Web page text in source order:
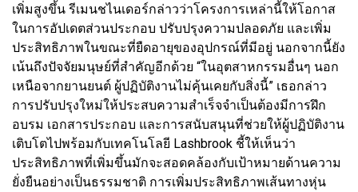
เพิ่มสูงขึ้น รีเมนชไนเดอร์กล่าวว่าโครงการเหล่านี้ให้โอกาส
ในการอัปเดตส่วนประกอบ ปรับปรุงความปลอดภัย และเพิ่ม
ประสิทธิภาพในขณะที่ยืดอายุของอุปกรณ์ที่มีอยู่ นอกจากนี้ยัง
เน้นถึงปัจจัยมนุษย์ที่สำคัญอีกด้วย “ในอุตสาหกรรมอื่นๆ นอก
เหนือจากยานยนต์ ผู้ปฏิบัติงานไม่คุ้นเคยกับสิ่งนี้” เธอกล่าว
การปรับปรุงใหม่ให้ประสบความสำเร็จจำเป็นต้องมีการฝึก
อบรม เอกสารประกอบ และการสนับสนุนที่ช่วยให้ผู้ปฏิบัติงาน
เติบโตไปพร้อมกับเทคโนโลยี Lashbrook ชี้ให้เห็นว่า
ประสิทธิภาพที่เพิ่มขึ้นมักจะสอดคล้องกับเป้าหมายด้านความ
ยั่งยืนอย่างเป็นธรรมชาติ การเพิ่มประสิทธิภาพเส้นทางหุ่น